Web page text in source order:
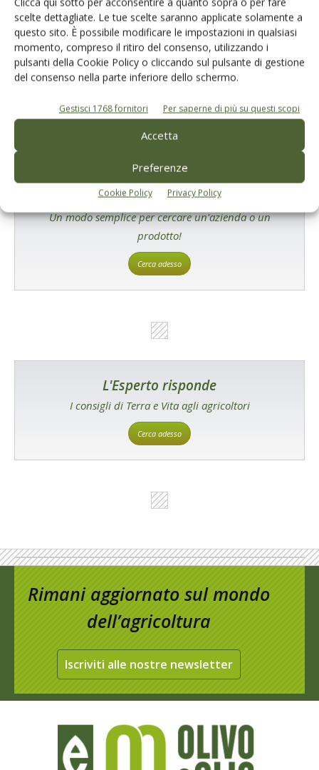
scelte dettagliate. Le tue scelte saranno applicate solamente a
questo sito. È possibile modificare le impostazioni in qualsiasi
momento, compreso il ritiro del consenso, utilizzando i
pulsanti della Cookie Policy o cliccando sul pulsante di gestione
del consenso nella parte inferiore dello schermo.
Gestisci 1768 fornitori Per saperne di più su questi scopi
Accetta
Preferenze
Cookie Policy Privacy Policy
E-magazine
Tecniche, prodotti e servizi dalle aziende
Catalogo Aziende e Prodotti
Un modo semplice per cercare un'azienda o un
prodotto!
Cerca adesso
L'Esperto risponde
I consigli di Terra e Vita agli agricoltori
Cerca adesso
Rimani aggiornato sul mondo
dell’agricoltura
Iscriviti alle nostre newsletter